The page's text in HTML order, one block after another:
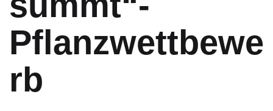
Pflanzwettbewe
rb